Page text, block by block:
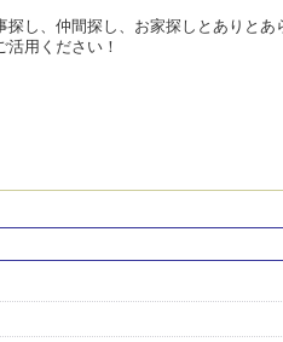
し、仲間探し、お家探しとありと
用ください！